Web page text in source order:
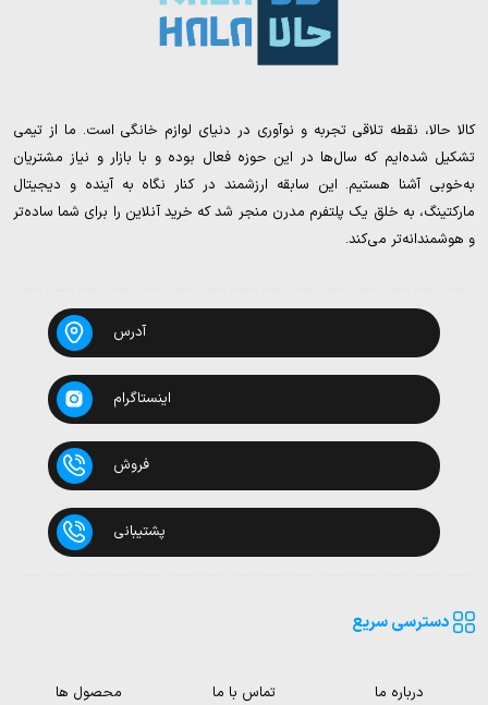
کالا حالا، نقطه تلاقی تجربه و نوآوری در دنیای لوازم خانگی است. ما از تیمی
تشکیل شده‌ایم که سال‌ها در این حوزه فعال بوده و با بازار و نیاز مشتریان
به‌خوبی آشنا هستیم. این سابقه ارزشمند در کنار نگاه به آینده و دیجیتال
مارکتینگ، به خلق یک پلتفرم مدرن منجر شد که خرید آنلاین را برای شما ساده‌تر
و هوشمندانه‌تر می‌کند.
آدرس
اینستاگرام
فروش
پشتیبانی
دسترسی سریع
درباره ما تماس با ما
محصول ها